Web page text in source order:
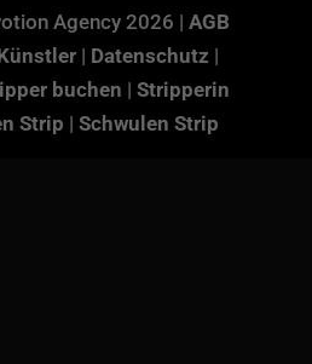
Agency 2026 | AGB
| Datenschutz |
buchen |Stripperin
Strip |Schwulen Strip